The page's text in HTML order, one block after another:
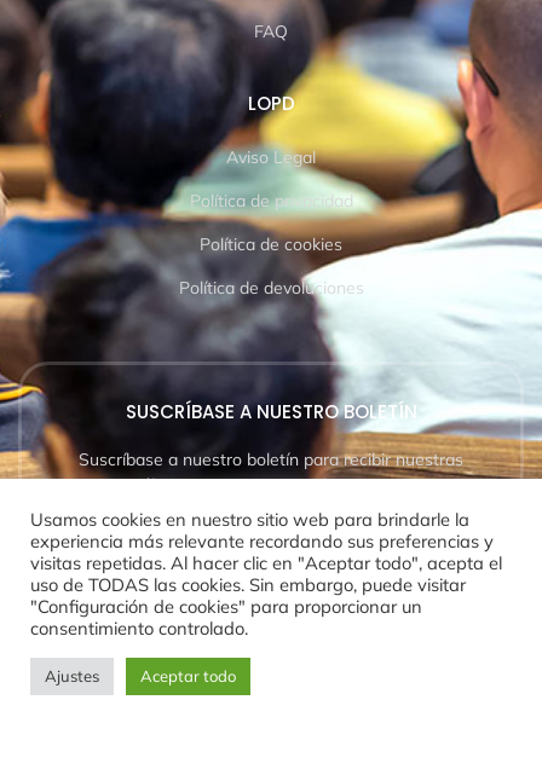
FAQ
LOPD
Aviso Legal
Política de privacidad
Política de cookies
Política de devoluciones
SUSCRÍBASE A NUESTRO BOLETÍN
Suscríbase a nuestro boletín para recibir nuestras
últimas noticias y actualizaciones.
SUSCRÍBETE AHORA
Usamos cookies en nuestro sitio web para brindarle la
experiencia más relevante recordando sus preferencias y
visitas repetidas. Al hacer clic en "Aceptar todo", acepta el
uso de TODAS las cookies. Sin embargo, puede visitar
"Configuración de cookies" para proporcionar un
consentimiento controlado.
Ajustes Aceptar todo